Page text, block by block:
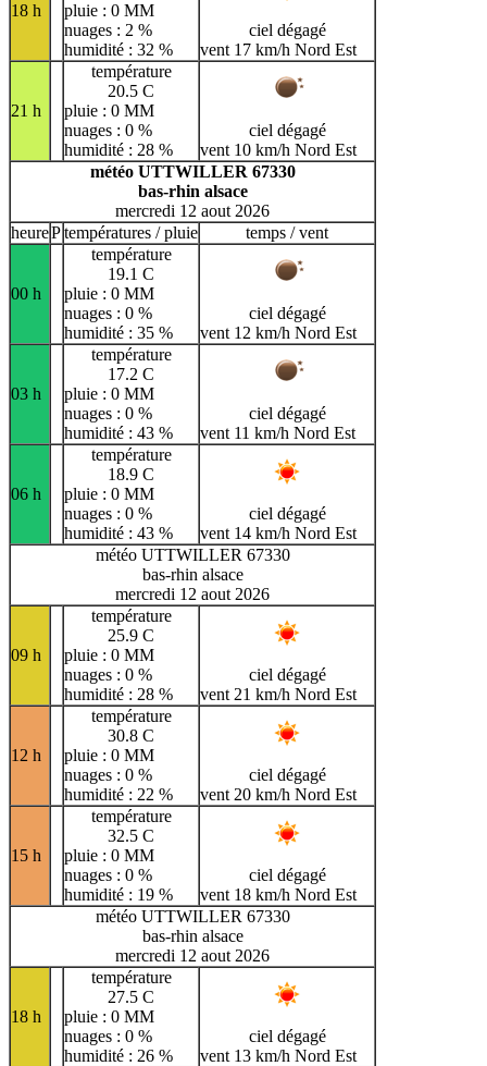
18 h
pluie : 0 MM
nuages : 2 %
humidité : 32 %
ciel dégagé
vent 17 km/h Nord Est
21 h
température
20.5 C
pluie : 0 MM
nuages : 0 %
humidité : 28 %
ciel dégagé
vent 10 km/h Nord Est
météo UTTWILLER 67330
bas-rhin alsace
mercredi 12 aout 2026
heurePtempératures / pluie temps / vent
00 h
température
19.1 C
pluie : 0 MM
nuages : 0 %
humidité : 35 %
ciel dégagé
vent 12 km/h Nord Est
03 h
température
17.2 C
pluie : 0 MM
nuages : 0 %
humidité : 43 %
ciel dégagé
vent 11 km/h Nord Est
06 h
température
18.9 C
pluie : 0 MM
nuages : 0 %
humidité : 43 %
ciel dégagé
vent 14 km/h Nord Est
météo UTTWILLER 67330
bas-rhin alsace
mercredi 12 aout 2026
09 h
température
25.9 C
pluie : 0 MM
nuages : 0 %
humidité : 28 %
ciel dégagé
vent 21 km/h Nord Est
12 h
température
30.8 C
pluie : 0 MM
nuages : 0 %
humidité : 22 %
ciel dégagé
vent 20 km/h Nord Est
15 h
température
32.5 C
pluie : 0 MM
nuages : 0 %
humidité : 19 %
ciel dégagé
vent 18 km/h Nord Est
météo UTTWILLER 67330
bas-rhin alsace
mercredi 12 aout 2026
18 h
température
27.5 C
pluie : 0 MM
nuages : 0 %
humidité : 26 %
ciel dégagé
vent 13 km/h Nord Est